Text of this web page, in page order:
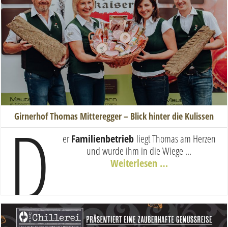
Girnerhof Thomas Mitteregger – Blick hinter die Kulissen
D erFamilienbetrieb liegt Thomas am Herzen
und wurde ihm in die Wiege ...
Weiterlesen …